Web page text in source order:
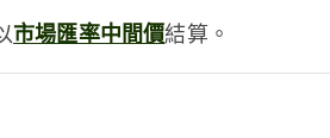
市場匯率中間價結算。